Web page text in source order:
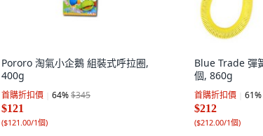
Pororo 淘氣小企鵝 組裝式呼拉圈,
400g
首購折扣價 64%$345
$121
($121.00/1個)
Blue Trade 彈
個, 860g
首購折扣價 61%
$212
($212.00/1個)